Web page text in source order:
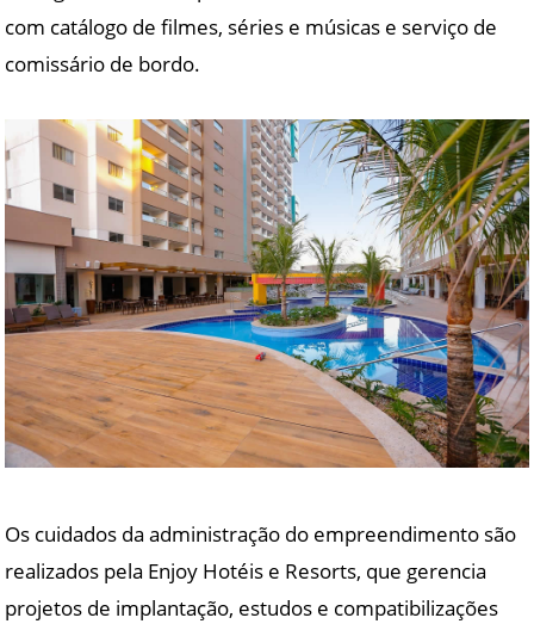
com catálogo de filmes, séries e músicas e serviço de
comissário de bordo.
Os cuidados da administração do empreendimento são
realizados pela Enjoy Hotéis e Resorts, que gerencia
projetos de implantação, estudos e compatibilizações